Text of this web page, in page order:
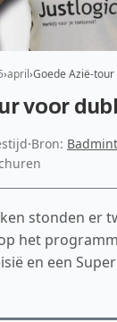
april Goede Azië-
voor
·Bron:
stonden er
het
en een